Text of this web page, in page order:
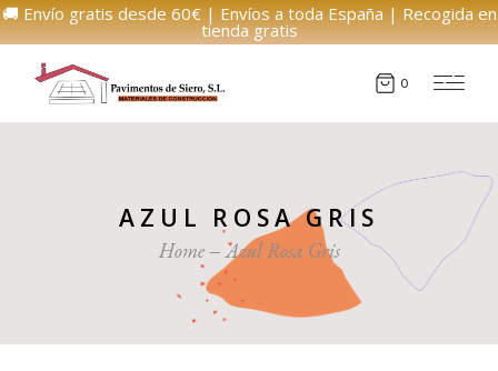
🚚 Envío gratis desde 60€ | Envíos a toda España | Recogida en
tienda gratis
0
AZUL ROSA GRIS
Home Azul Rosa Gris